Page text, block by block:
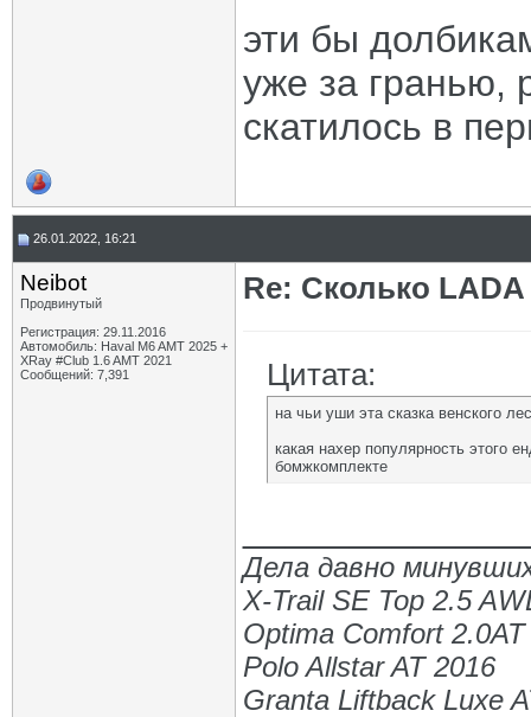
эти бы
уже за гранью,
скатилось в
26.01.2022, 16:21
Neibot
Продвинутый
Регистрация: 29.11.2016
Автомобиль: Haval M6 AMT 2025 +
XRay #Club 1.6 AMT 2021
Сообщений: 7,391
Re: Сколько
Цитата:
на чьи уши эта сказка венского
какая нахер популярность этого
бомжкомплекте
Дела давно
X-Trail SE Top 2.5
Optima Comfort
Polo Allstar AT 2016
Granta Liftback Luxe